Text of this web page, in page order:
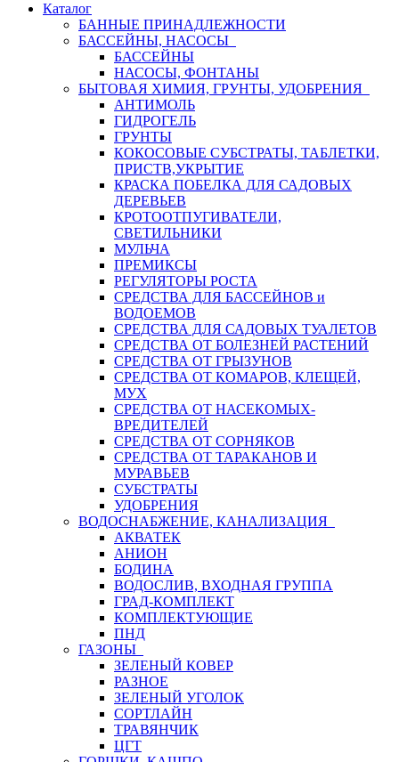
Каталог
БАННЫЕ ПРИНАДЛЕЖНОСТИ
БАССЕЙНЫ, НАСОСЫ
БАССЕЙНЫ
НАСОСЫ, ФОНТАНЫ
БЫТОВАЯ ХИМИЯ, ГРУНТЫ, УДОБРЕНИЯ
АНТИМОЛЬ
ГИДРОГЕЛЬ
ГРУНТЫ
КОКОСОВЫЕ СУБСТРАТЫ, ТАБЛЕТКИ,
ПРИСТВ,УКРЫТИЕ
КРАСКА ПОБЕЛКА ДЛЯ САДОВЫХ
ДЕРЕВЬЕВ
КРОТООТПУГИВАТЕЛИ,
СВЕТИЛЬНИКИ
МУЛЬЧА
ПРЕМИКСЫ
РЕГУЛЯТОРЫ РОСТА
СРЕДСТВА ДЛЯ БАССЕЙНОВ и
ВОДОЕМОВ
СРЕДСТВА ДЛЯ САДОВЫХ ТУАЛЕТОВ
СРЕДСТВА ОТ БОЛЕЗНЕЙ РАСТЕНИЙ
СРЕДСТВА ОТ ГРЫЗУНОВ
СРЕДСТВА ОТ КОМАРОВ, КЛЕЩЕЙ,
МУХ
СРЕДСТВА ОТ НАСЕКОМЫХ-
ВРЕДИТЕЛЕЙ
СРЕДСТВА ОТ СОРНЯКОВ
СРЕДСТВА ОТ ТАРАКАНОВ И
МУРАВЬЕВ
СУБСТРАТЫ
УДОБРЕНИЯ
ВОДОСНАБЖЕНИЕ, КАНАЛИЗАЦИЯ
АКВАТЕК
АНИОН
БОДИНА
ВОДОСЛИВ, ВХОДНАЯ ГРУППА
ГРАД-КОМПЛЕКТ
КОМПЛЕКТУЮЩИЕ
ПНД
ГАЗОНЫ
ЗЕЛЕНЫЙ КОВЕР
РАЗНОЕ
ЗЕЛЕНЫЙ УГОЛОК
СОРТЛАЙН
ТРАВЯНЧИК
ЦГТ